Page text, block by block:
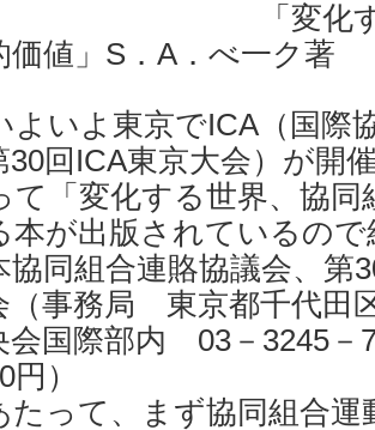
化する世界
価値」S．A．べ一ク著
よいよ東京でICA（国際
30回ICA東京大会）が開
て「変化する世界、協同
本が出版されているの
協同組合連賂協議会、第
（事務局 東京都千代田
会国際部内 03－3245－
）
たって、まず協同組合運